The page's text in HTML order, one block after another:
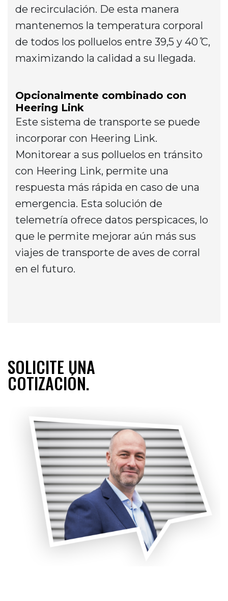
de recirculación. De esta manera
mantenemos la temperatura corporal
de todos los polluelos entre 39,5 y 40 ̊C,
maximizando la calidad a su llegada.
Opcionalmente combinado con
Heering Link
Este sistema de transporte se puede
incorporar con Heering Link.
Monitorear a sus polluelos en tránsito
con Heering Link, permite una
respuesta más rápida en caso de una
emergencia. Esta solución de
telemetría ofrece datos perspicaces, lo
que le permite mejorar aún más sus
viajes de transporte de aves de corral
en el futuro.
SOLICITE UNA
COTIZACIÓN.